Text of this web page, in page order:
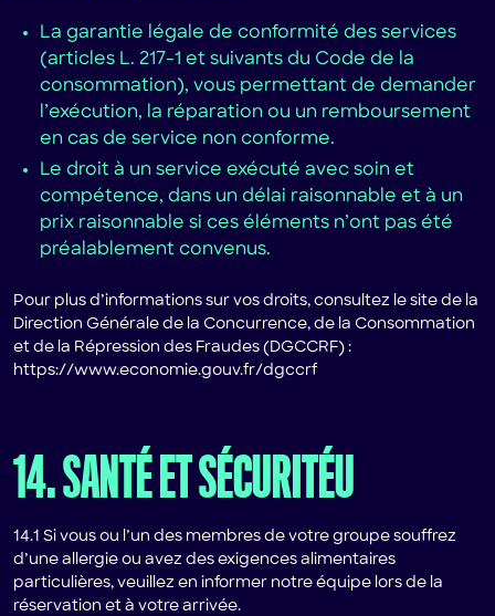
La garantie légale de conformité des services
(articles L. 217-1 et suivants du Code de la
consommation), vous permettant de demander
l’exécution, la réparation ou un remboursement
en cas de service non conforme.
Le droit à un service exécuté avec soin et
compétence, dans un délai raisonnable et à un
prix raisonnable si ces éléments n’ont pas été
préalablement convenus.
Pour plus d’informations sur vos droits, consultez le site de la
Direction Générale de la Concurrence, de la Consommation
et de la Répression des Fraudes (DGCCRF) :
https://www.economie.gouv.fr/dgccrf
14. SANTÉ ET SÉCURITÉU
14.1 Si vous ou l’un des membres de votre groupe souffrez
d’une allergie ou avez des exigences alimentaires
particulières, veuillez en informer notre équipe lors de la
réservation et à votre arrivée.